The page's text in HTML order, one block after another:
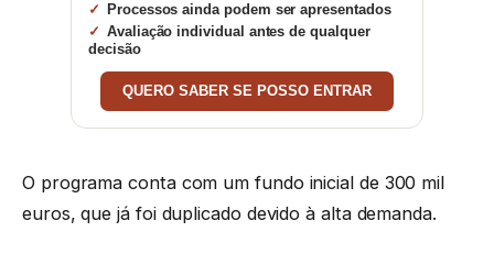
Processos ainda podem ser apresentados
Avaliação individual antes de qualquer
decisão
QUERO SABER SE POSSO ENTRAR
O programa conta com um fundo inicial de 300 mil
euros, que já foi duplicado devido à alta demanda.